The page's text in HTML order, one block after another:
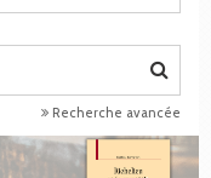
Recherche avancée